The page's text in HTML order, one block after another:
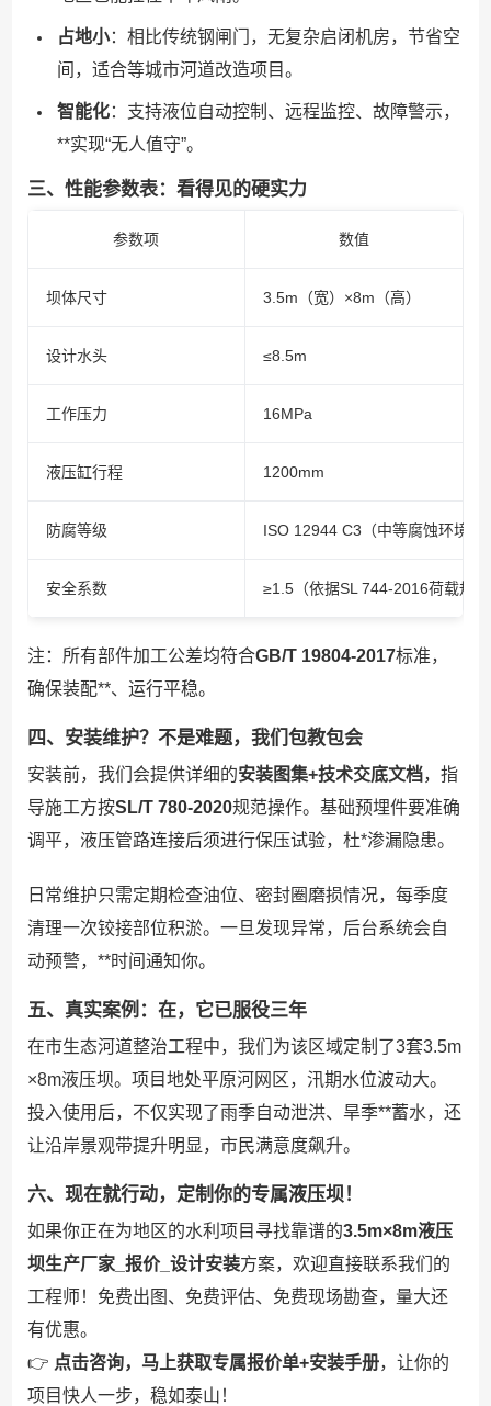
占地小：相比传统钢闸门，无复杂启闭机房，节省空
间，适合等城市河道改造项目。
智能化：支持液位自动控制、远程监控、故障警示，
**实现“无人值守”。
三、性能参数表：看得见的硬实力
参数项 数值
坝体尺寸 3.5m（宽）×8m（高）
设计水头 ≤8.5m
工作压力 16MPa
液压缸行程 1200mm
防腐等级 ISO 12944 C3（中等腐蚀环境）
安全系数 ≥1.5（依据SL 744-2016荷载规
注：所有部件加工公差均符合GB/T 19804-2017标准，
确保装配**、运行平稳。
四、安装维护？不是难题，我们包教包会
安装前，我们会提供详细的安装图集+技术交底文档，指
导施工方按SL/T 780-2020规范操作。基础预埋件要准确
调平，液压管路连接后须进行保压试验，杜*渗漏隐患。
日常维护只需定期检查油位、密封圈磨损情况，每季度
清理一次铰接部位积淤。一旦发现异常，后台系统会自
动预警，**时间通知你。
五、真实案例：在，它已服役三年
在市生态河道整治工程中，我们为该区域定制了3套3.5m
×8m液压坝。项目地处平原河网区，汛期水位波动大。
投入使用后，不仅实现了雨季自动泄洪、旱季**蓄水，还
让沿岸景观带提升明显，市民满意度飙升。
六、现在就行动，定制你的专属液压坝！
如果你正在为地区的水利项目寻找靠谱的3.5m×8m液压
坝生产厂家_报价_设计安装方案，欢迎直接联系我们的
工程师！免费出图、免费评估、免费现场勘查，量大还
有优惠。
👉 点击咨询，马上获取专属报价单+安装手册，让你的
项目快人一步，稳如泰山！